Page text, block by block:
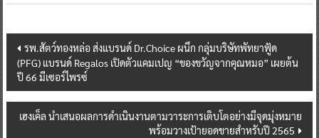
Post
navigation
รพ.สัตว์ทองหล่อ ส่งแบรนด์ Dr.Choice ผนึก กลุ่มบริษัทพัทยาฟู้ด
(PFG) แบรนด์ Regalos เปิดตัวแคมเปญ “ของขวัญจากคุณหมอ” เผยต้น
ปี 66 มีเซอร์ไพรซ์
เฮงเค็ล นำเสนอผลการดำเนินงานตามวาระการเติบโตอย่างมีจุดมุ่งหมาย
พร้อมวางเป้ายอดขายสำหรับปี 2565